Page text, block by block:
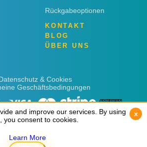
Rückgabeoptionen
KONTAKT
BLOG
ÜBER UNS
& Cookies
Geschäftsbedingungen
and improve our services. By using
you consent to cookies.
Learn More
x
and improve our services. By using
you consent to cookies.
Learn More
x